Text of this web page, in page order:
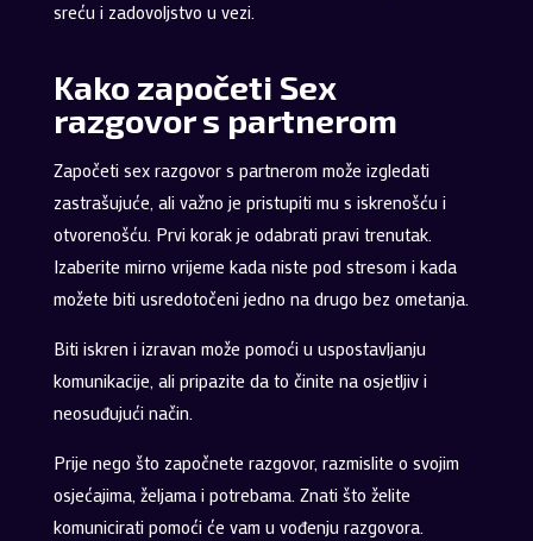
sreću i zadovoljstvo u vezi.
Kako započeti Sex
razgovor s partnerom
Započeti sex razgovor s partnerom može izgledati
zastrašujuće, ali važno je pristupiti mu s iskrenošću i
otvorenošću. Prvi korak je odabrati pravi trenutak.
Izaberite mirno vrijeme kada niste pod stresom i kada
možete biti usredotočeni jedno na drugo bez ometanja.
Biti iskren i izravan može pomoći u uspostavljanju
komunikacije, ali pripazite da to činite na osjetljiv i
neosuđujući način.
Prije nego što započnete razgovor, razmislite o svojim
osjećajima, željama i potrebama. Znati što želite
komunicirati pomoći će vam u vođenju razgovora.